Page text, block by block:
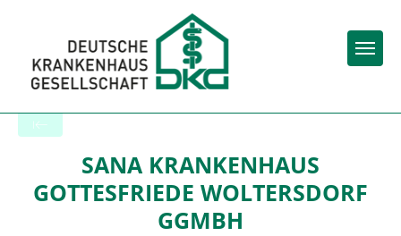
SANA KRANKENHAUS
GOTTESFRIEDE WOLTERSDORF
GGMBH